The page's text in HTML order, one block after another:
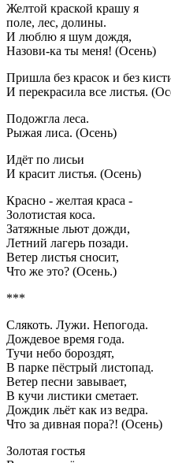
Желтой краской крашу я
поле, лес, долины.
И люблю я шум дождя,
Назови-ка ты меня! (Осень)
Пришла без красок и без
И перекрасила все листья.
Подожгла леса.
Рыжая лиса. (Осень)
Идёт по лисьи
И красит листья. (Осень)
Красно - желтая краса -
Золотистая коса.
Затяжные льют дожди,
Летний лагерь позади.
Ветер листья сносит,
Что же это? (Осень.)
***
Слякоть. Лужи. Непогода.
Дождевое время года.
Тучи небо бороздят,
В парке пёстрый листопад.
Ветер песни завывает,
В кучи листики сметает.
Дождик льёт как из ведра.
Что за дивная пора?! (Осень)
Золотая гостья